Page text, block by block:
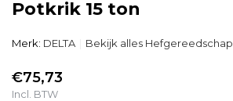
Potkrik 15 ton
Merk: DELTA Bekijk alles Hefgereedschap
€75,73
Incl. BTW